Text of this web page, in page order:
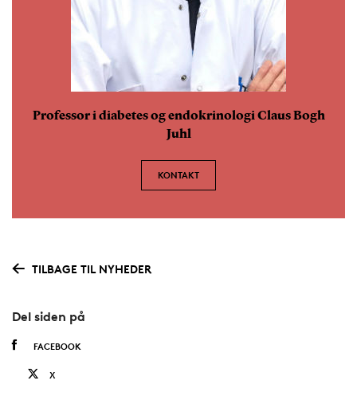
Professor i diabetes og endokrinologi Claus Bogh
Juhl
KONTAKT
TILBAGE TIL NYHEDER
Del siden på
FACEBOOK
X